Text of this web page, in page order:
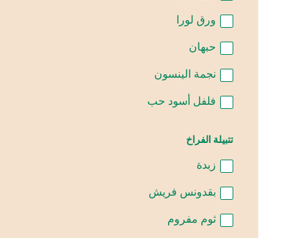
ورق لورا
حبهان
نجمة الينسون
فلفل أسود حب
تتبيلة الفراخ
زبدة
بقدونس فريش
ثوم مفروم